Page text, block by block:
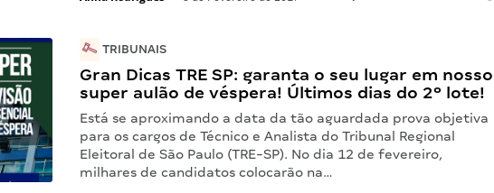
TRIBUNAIS
Gran Dicas TRE SP: garanta o seu lugar em nosso
super aulão de véspera! Últimos dias do 2º lote!
Está se aproximando a data da tão aguardada prova objetiva
para os cargos de Técnico e Analista do Tribunal Regional
Eleitoral de São Paulo (TRE-SP). No dia 12 de fevereiro,
milhares de candidatos colocarão na…